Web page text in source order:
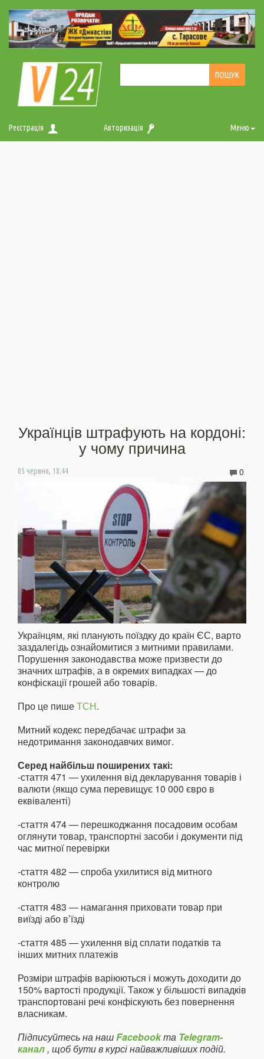
Реєстрація Авторизація Меню
Українців штрафують на кордоні:
у чому причина
05 червня, 18:44 0
Українцям, які планують поїздку до країн ЄС, варто
заздалегідь ознайомитися з митними правилами.
Порушення законодавства може призвести до
значних штрафів, а в окремих випадках — до
конфіскації грошей або товарів.
Про це пишеТСН.
Митний кодекс передбачає штрафи за
недотримання законодавчих вимог.
Серед найбільш поширених такі:
-стаття 471 — ухилення від декларування товарів і
валюти (якщо сума перевищує 10 000 євро в
еквіваленті)
-стаття 474 — перешкоджання посадовим особам
оглянути товар, транспортні засоби і документи під
час митної перевірки
-стаття 482 — спроба ухилитися від митного
контролю
-стаття 483 — намагання приховати товар при
виїзді або в’їзді
-стаття 485 — ухилення від сплати податків та
інших митних платежів
Розміри штрафів варіюються і можуть доходити до
150% вартості продукції. Також у більшості випадків
транспортовані речі конфіскують без повернення
власникам.
Підписуйтесь на нашFacebookта Telegram-
канал, щоб бути в курсі найважливіших подій.